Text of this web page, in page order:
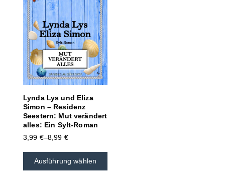
Lynda Lys und Eliza
Simon – Residenz
Seestern: Mut verändert
alles: Ein Sylt-Roman
3,99 €–8,99 €
Ausführung wählen